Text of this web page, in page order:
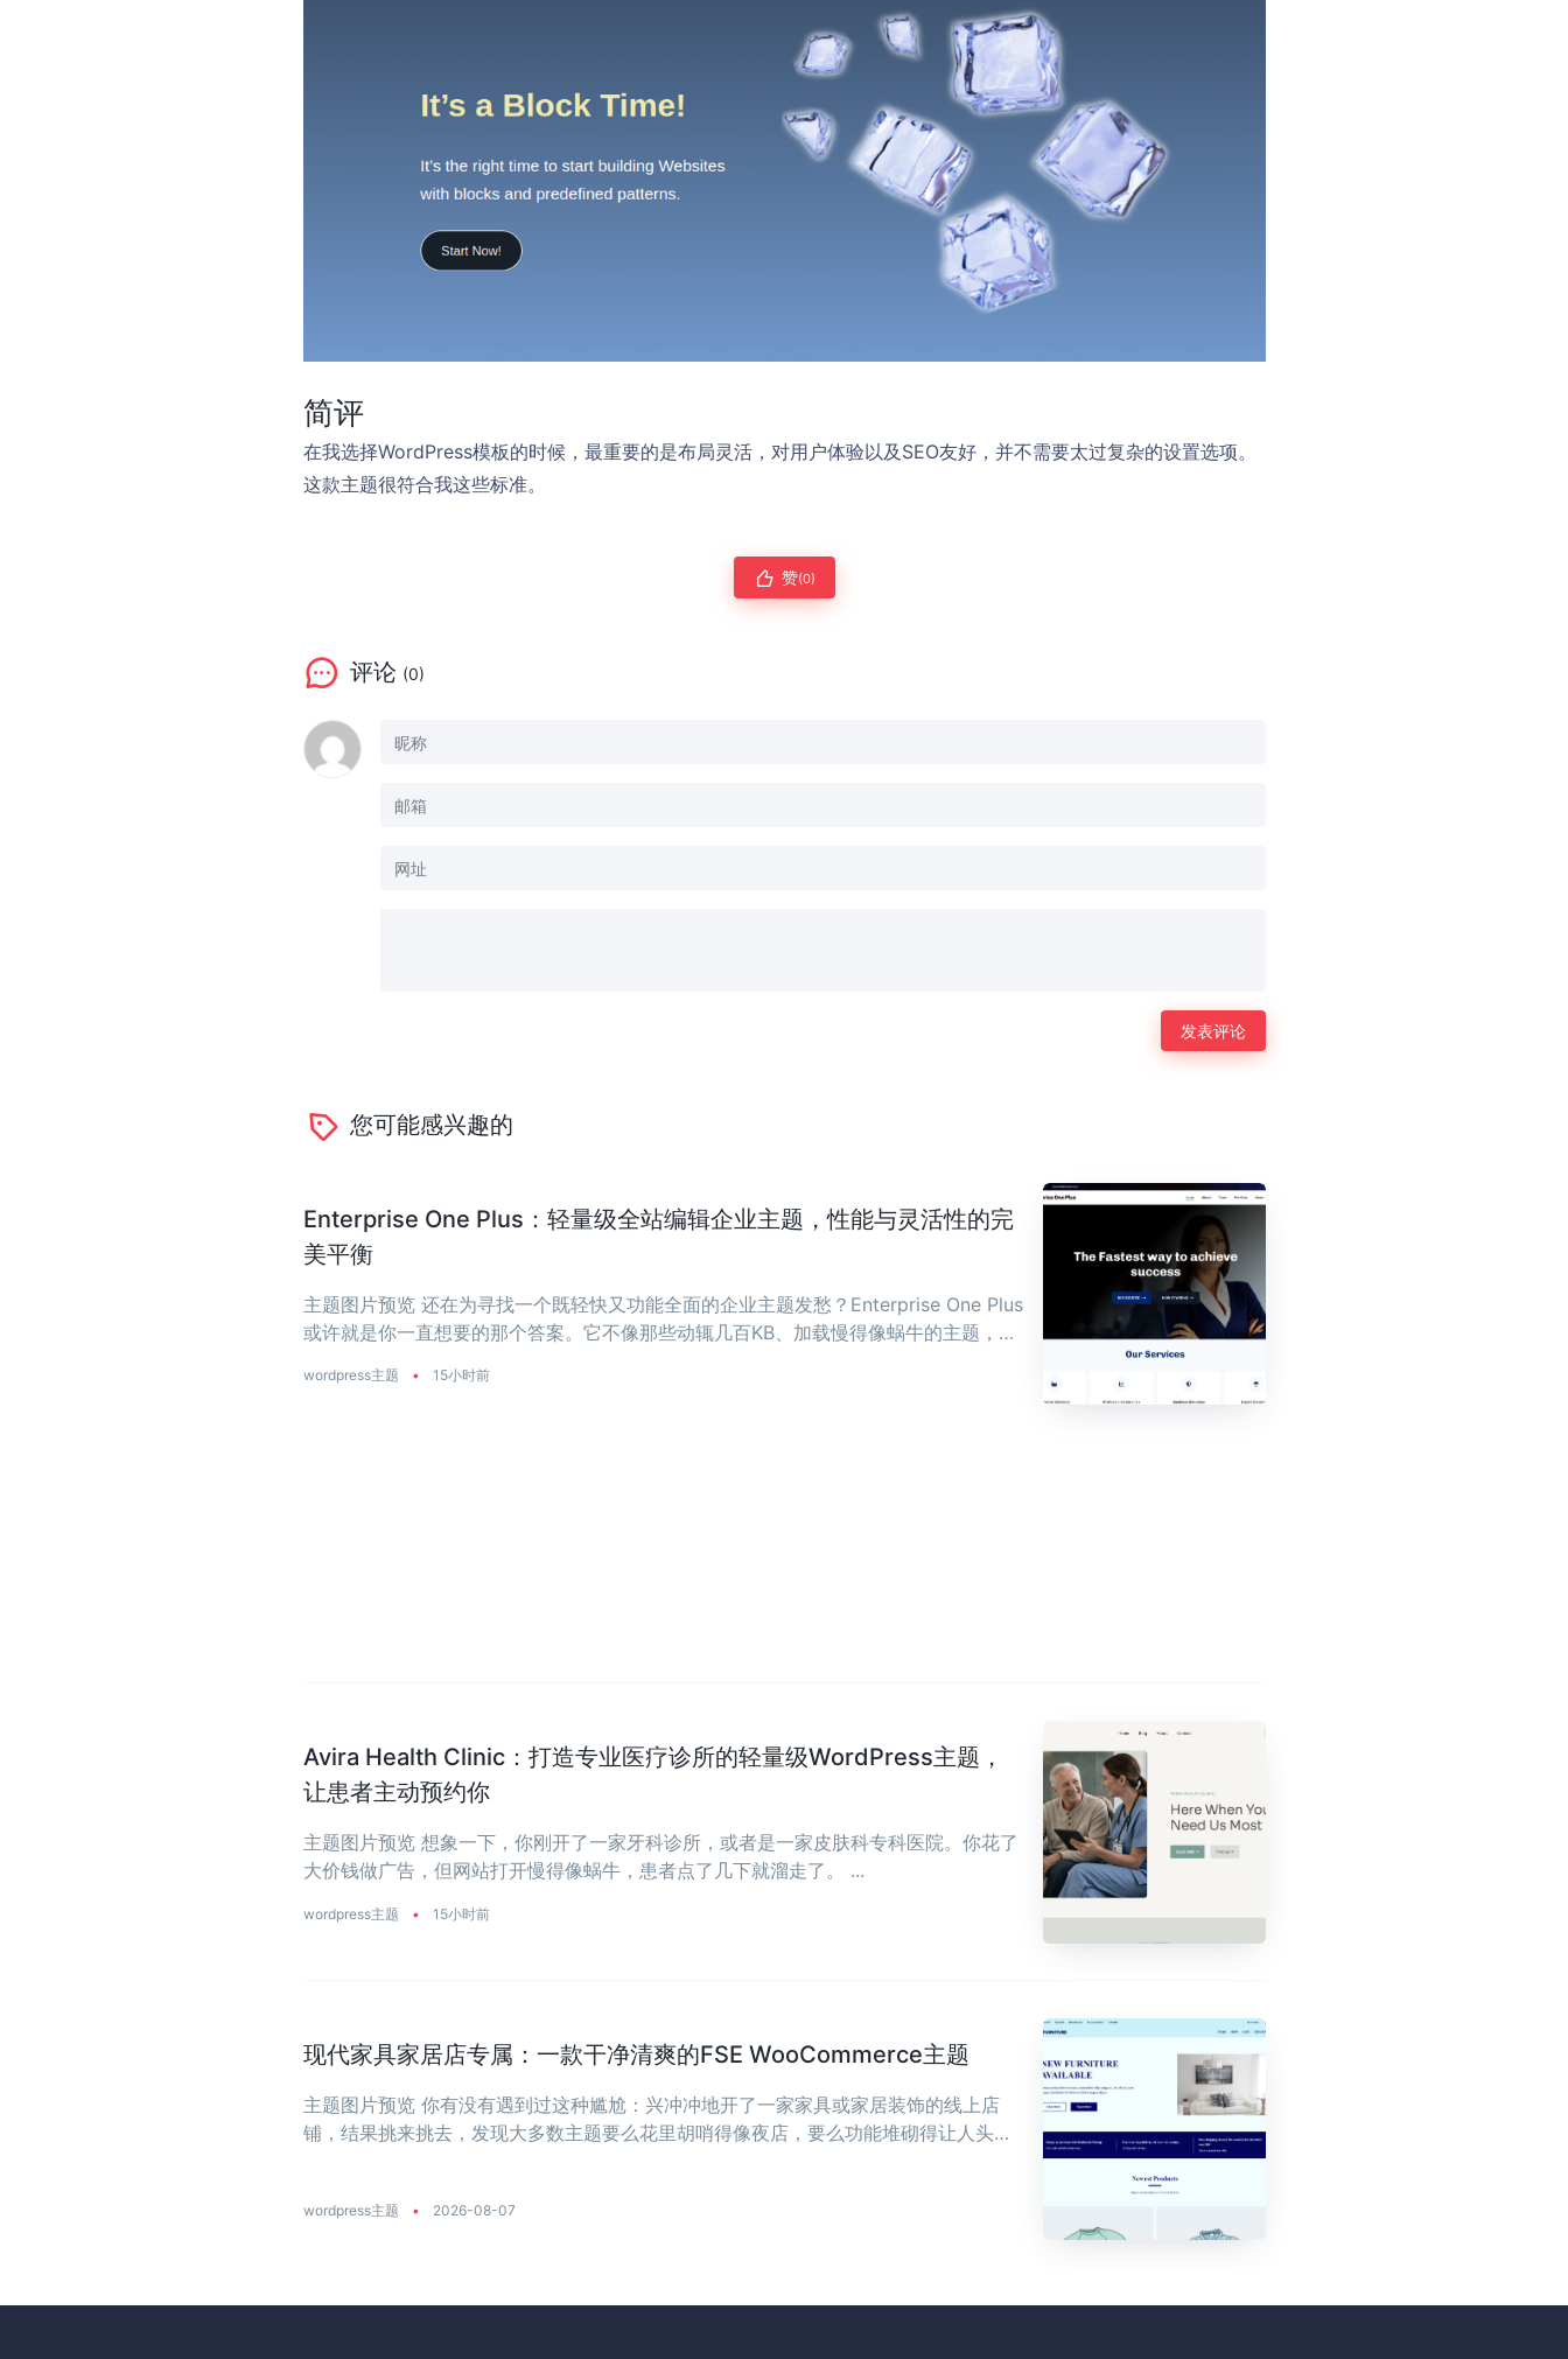
简评
在我选择WordPress模板的时候，最重要的是布局灵活，对用户体验以及SEO友好，并不需要太过复杂的设置选项。
这款主题很符合我这些标准。
赞(0)
评论 (0)
您可能感兴趣的
Enterprise One Plus：轻量级全站编辑企业主题，性能与灵活性的完
美平衡
主题图片预览 还在为寻找一个既轻快又功能全面的企业主题发愁？Enterprise One Plus
或许就是你一直想要的那个答案。它不像那些动辄几百KB、加载慢得像蜗牛的主题，而
wordpress主题 • 15小时前
Avira Health Clinic：打造专业医疗诊所的轻量级WordPress主题，
让患者主动预约你
主题图片预览 想象一下，你刚开了一家牙科诊所，或者是一家皮肤科专科医院。你花了
大价钱做广告，但网站打开慢得像蜗牛，患者点了几下就溜走了。 ...
wordpress主题 • 15小时前
现代家具家居店专属：一款干净清爽的FSE WooCommerce主题
主题图片预览 你有没有遇到过这种尴尬：兴冲冲地开了一家家具或家居装饰的线上店
铺，结果挑来挑去，发现大多数主题要么花里胡哨得像夜店，要么功能堆砌得让人头
wordpress主题 • 2026-08-07